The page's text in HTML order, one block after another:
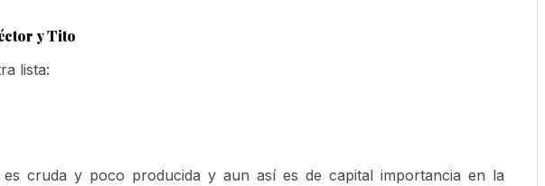
y Tito
lista:
cruda y poco producida y aun así es de capital importancia en la